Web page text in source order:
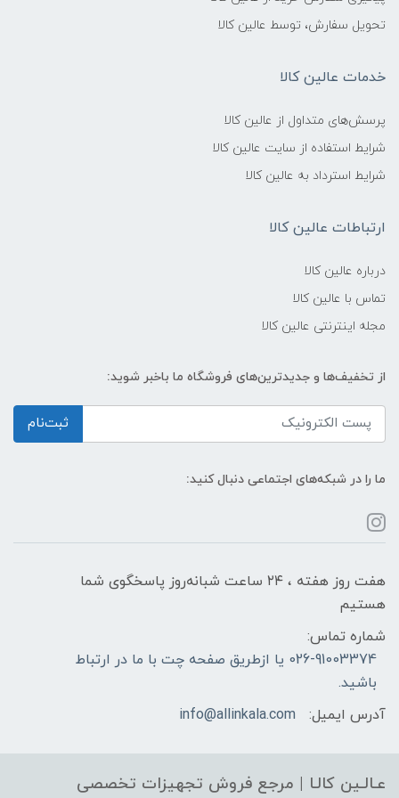
تحویل سفارش، توسط عالین کالا
خدمات عالین کالا
پرسش‌های متداول از عالین کالا
شرایط استفاده از سایت عالین کالا
شرایط استرداد به عالین کالا
ارتباطات عالین کالا
درباره عالین کالا
تماس با عالین کالا
مجله اینترنتی عالین کالا
از تخفیف‌ها و جدیدترین‌های فروشگاه ما باخبر شوید:
ثبت‌نام
ما را در شبکه‌های اجتماعی دنبال کنید:
هفت روز هفته ، ۲۴ ساعت شبانه‌روز پاسخگوی شما
هستیم
شماره تماس:
026-91003374 یا ازطریق صفحه چت با ما در ارتباط
باشید.
آدرس ایمیل:
info@allinkala.com
عـالـین کالـا | مرجع فروش‌ تجهیزات تخصصی